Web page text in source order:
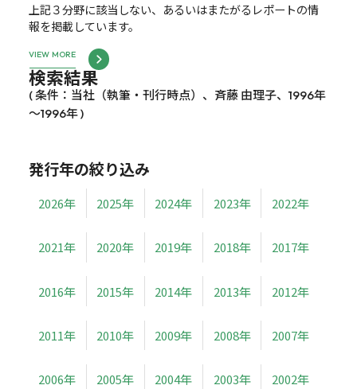
上記３分野に該当しない、あるいはまたがるレポートの情
報を掲載しています。
VIEW MORE
検索結果
( 条件：当社（執筆・刊行時点）、斉藤 由理子、1996年
～1996年 )
発行年の絞り込み
2026年 2025年 2024年 2023年 2022年
2021年 2020年 2019年 2018年 2017年
2016年 2015年 2014年 2013年 2012年
2011年 2010年 2009年 2008年 2007年
2006年 2005年 2004年 2003年 2002年